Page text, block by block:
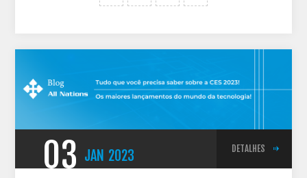
03 JAN 2023 DETALHES